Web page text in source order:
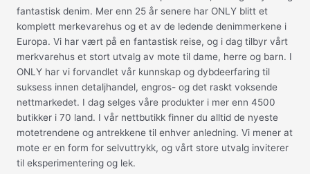
fantastisk denim. Mer enn 25 år senere har ONLY blitt et
komplett merkevarehus og et av de ledende denimmerkene i
Europa. Vi har vært på en fantastisk reise, og i dag tilbyr vårt
merkvarehus et stort utvalg av mote til dame, herre og barn. I
ONLY har vi forvandlet vår kunnskap og dybdeerfaring til
suksess innen detaljhandel, engros- og det raskt voksende
nettmarkedet. I dag selges våre produkter i mer enn 4500
butikker i 70 land. I vår nettbutikk finner du alltid de nyeste
motetrendene og antrekkene til enhver anledning. Vi mener at
mote er en form for selvuttrykk, og vårt store utvalg inviterer
til eksperimentering og lek.